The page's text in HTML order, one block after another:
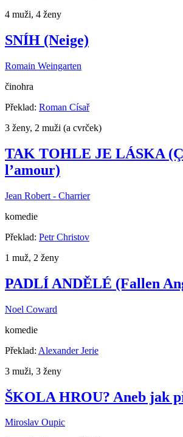
4 muži, 4 ženy
SNÍH (Neige)
Romain Weingarten
činohra
Překlad: Roman Císař
3 ženy, 2 muži (a cvrček)
TAK TOHLE JE LÁSKA
l’amour)
Jean Robert - Charrier
komedie
Překlad: Petr Christov
1 muž, 2 ženy
PADLÍ ANDĚLÉ (Fallen
Noel Coward
komedie
Překlad: Alexander Jerie
3 muži, 3 ženy
ŠKOLA HROU? Aneb jak
Miroslav Oupic